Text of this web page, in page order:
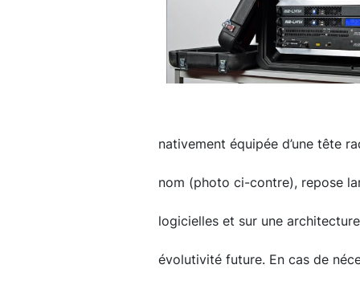
nativement équipée d’une tête
nom (photo ci-contre), repose
logicielles et sur une
évolutivité future. En cas de